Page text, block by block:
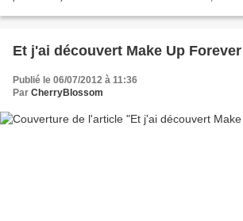
Et j'ai découvert Make Up Forever
Publié le 06/07/2012 à 11:36
Par CherryBlossom